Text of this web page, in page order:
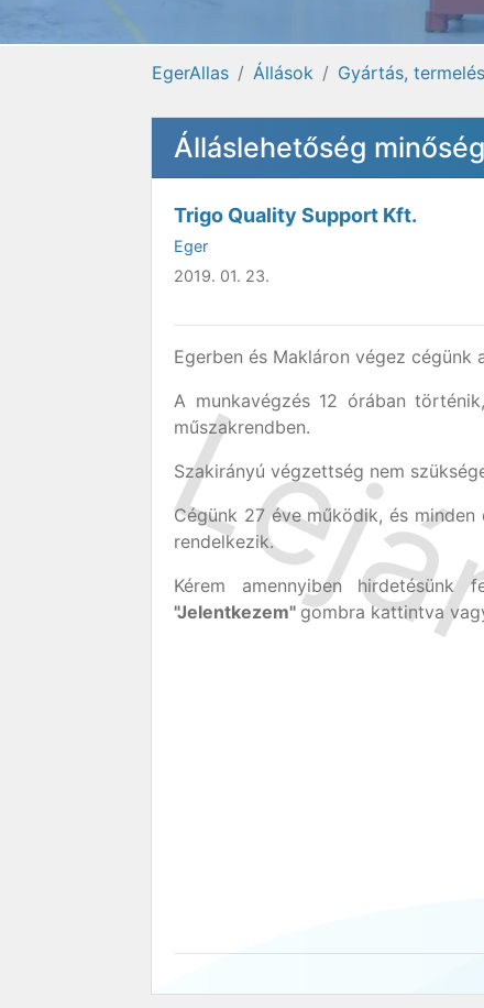
EgerAllas Állások Gyártás,
Álláslehetőség
Trigo Quality Support Kft.
Eger
2019. 01. 23.
Egerben és Makláron végez cégünk
A munkavégzés 12 órában
műszakrendben.
Szakirányú végzettség nem
Cégünk 27 éve működik, és
rendelkezik.
Kérem amennyiben
"Jelentkezem" gombra kattintva